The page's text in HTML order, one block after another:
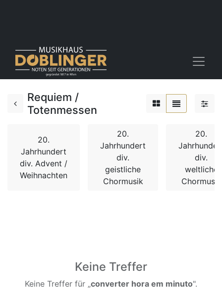
Requiem /
Totenmessen
20.
Jahrhundert
div. Advent /
Weihnachten
20.
Jahrhundert
div.
geistliche
Chormusik
20.
div.
weltliche
Chormusik
Keine Treffer
Keine Treffer für „converter hora em minuto".